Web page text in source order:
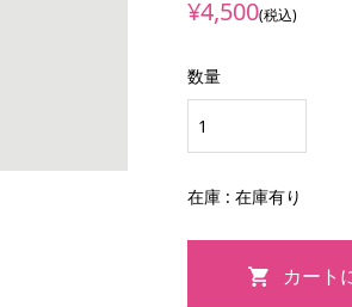
¥4,500(税込)
数量
在庫 : 在庫有り